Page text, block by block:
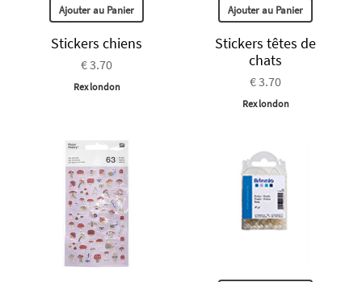
Ajouter au Panier
Stickers chiens
€ 3.70
Rex london
Ajouter au Panier
Stickers têtes de
chats
€ 3.70
Rex london